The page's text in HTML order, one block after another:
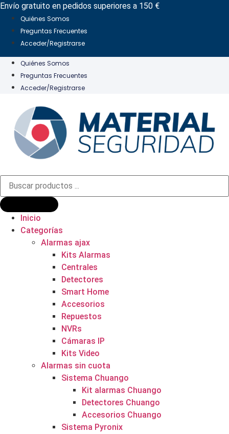
Ir
contenido
Envío gratuito en pedidos superiores a 150 €
Quiénes Somos
Preguntas Frecuentes
Acceder/Registrarse
Quiénes Somos
Preguntas Frecuentes
Acceder/Registrarse
Búsqueda
productos
Inicio
Categorías
Alarmas ajax
Kits Alarmas
Centrales
Detectores
Smart Home
Accesorios
Repuestos
NVRs
Cámaras IP
Kits Video
Alarmas sin cuota
Sistema Chuango
Kit alarmas Chuango
Detectores Chuango
Accesorios Chuango
Sistema Pyronix